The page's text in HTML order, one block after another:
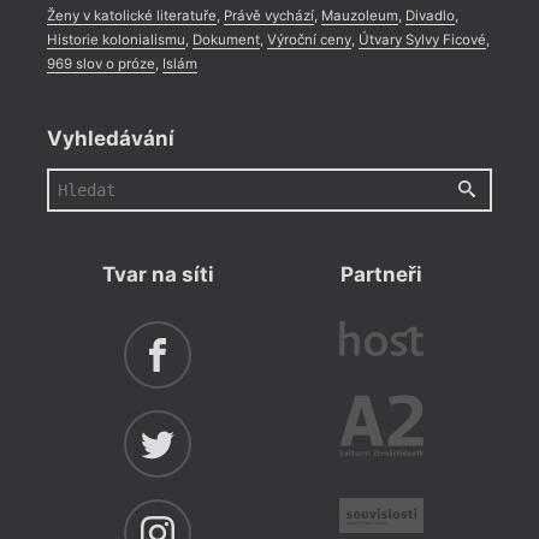
Ženy v katolické literatuře, Právě vychází, Mauzoleum, Divadlo,
Historie kolonialismu, Dokument, Výroční ceny, Útvary Sylvy Ficové,
969 slov o próze, Islám
Vyhledávání
Tvar na síti Partneři